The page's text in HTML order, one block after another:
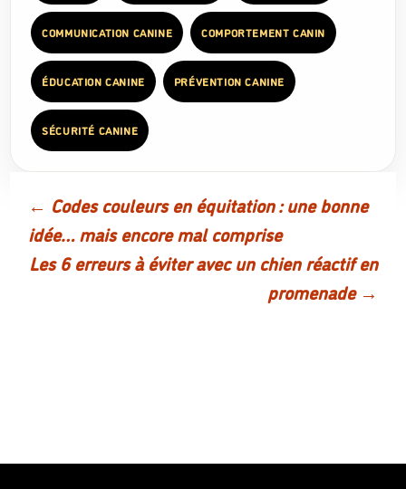
COMMUNICATION CANINE COMPORTEMENT CANIN
ÉDUCATION CANINE PRÉVENTION CANINE
SÉCURITÉ CANINE
Post
navigation
← Codes couleurs en équitation : une bonne
idée… mais encore mal comprise
Les 6 erreurs à éviter avec un chien réactif en
promenade →